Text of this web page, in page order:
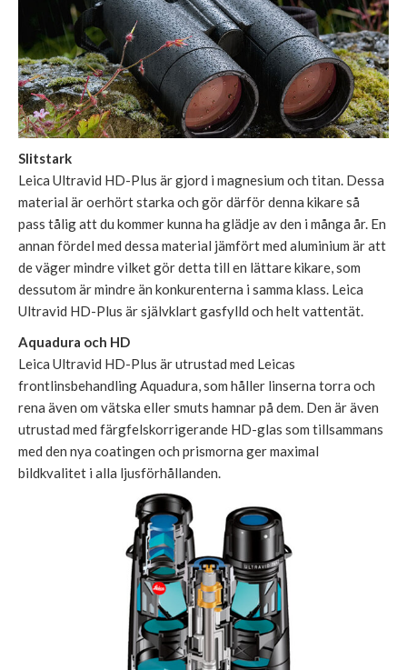
Slitstark
Leica Ultravid HD-Plus är gjord i magnesium och titan. Dessa
material är oerhört starka och gör därför denna kikare så
pass tålig att du kommer kunna ha glädje av den i många år. En
annan fördel med dessa material jämfört med aluminium är att
de väger mindre vilket gör detta till en lättare kikare, som
dessutom är mindre än konkurenterna i samma klass. Leica
Ultravid HD-Plus är självklart gasfylld och helt vattentät.
Aquadura och HD
Leica Ultravid HD-Plus är utrustad med Leicas
frontlinsbehandling Aquadura, som håller linserna torra och
rena även om vätska eller smuts hamnar på dem. Den är även
utrustad med färgfelskorrigerande HD-glas som tillsammans
med den nya coatingen och prismorna ger maximal
bildkvalitet i alla ljusförhållanden.